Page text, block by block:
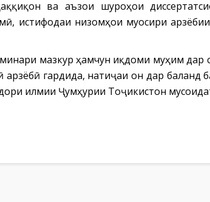
ва аъзои шуроҳои
истифодаи низомҳои муосири
мазкур ҳамчун иқдоми муҳим
арзёбӣ гардида, натиҷаи он дар
илмии Ҷумҳурии Тоҷикистон